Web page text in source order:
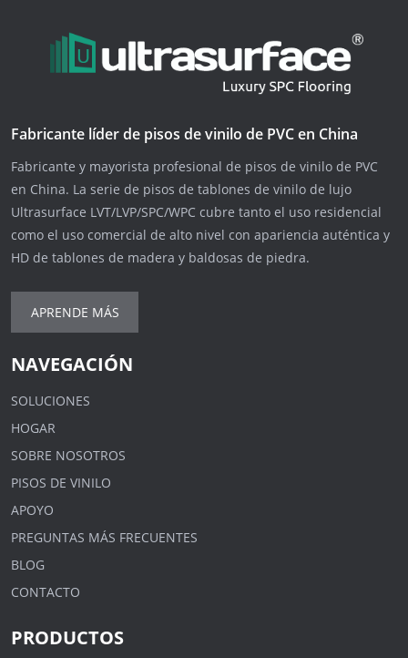
Fabricante líder de pisos de vinilo de PVC en China
Fabricante y mayorista profesional de pisos de vinilo de PVC
en China. La serie de pisos de tablones de vinilo de lujo
Ultrasurface LVT/LVP/SPC/WPC cubre tanto el uso residencial
como el uso comercial de alto nivel con apariencia auténtica y
HD de tablones de madera y baldosas de piedra.
APRENDE MÁS
NAVEGACIÓN
SOLUCIONES
HOGAR
SOBRE NOSOTROS
PISOS DE VINILO
APOYO
PREGUNTAS MÁS FRECUENTES
BLOG
CONTACTO
PRODUCTOS